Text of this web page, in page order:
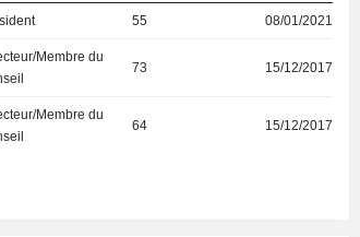
55 08/01/2021
Membre du
73 15/12/2017
Membre du
64 15/12/2017